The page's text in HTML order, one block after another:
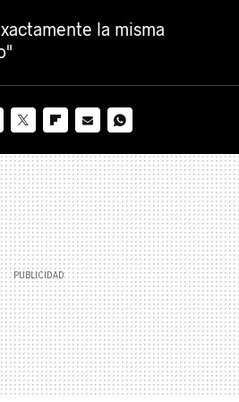
la misma
MAIL